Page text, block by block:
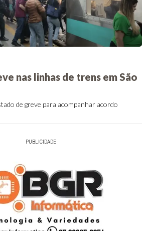
nas linhas de trens em São
de greve para acompanhar acordo
PUBLICIDADE